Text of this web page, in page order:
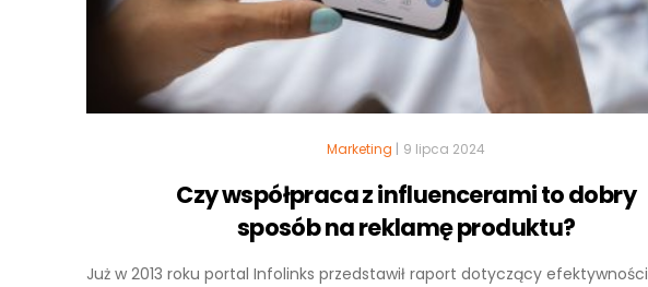
Marketing | 9 lipca 2024
Czy współpraca z influencerami to dobry
sposób na reklamę produktu?
Już w 2013 roku portal Infolinks przedstawił raport dotyczący efektywności